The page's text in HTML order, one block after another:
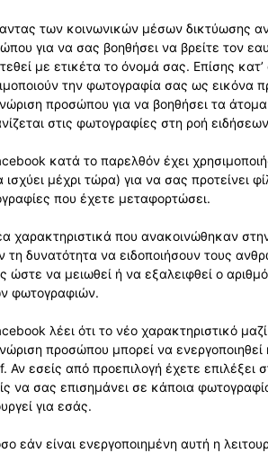
των κοινωνικών μέσων δικτύωσης
για να σας βοηθήσει να βρείτε τον
με ετικέτα το όνομά σας. Επίσης
την φωτογραφία σας ως εικόνα
προσώπου για να βοηθήσει τα
στις φωτογραφίες στη ροή
κατά το παρελθόν έχει
ισχύει μέχρι τώρα) για να σας προτείνει
που έχετε μεταφορτώσει.
χαρακτηριστικά που ανακοινώθηκαν
τη δυνατότητα να ειδοποιήσουν τους
ώστε να μειωθεί ή να εξαλειφθεί ο
φωτογραφιών.
λέει ότι το νέο χαρακτηριστικό
προσώπου μπορεί να
Αν εσείς από προεπιλογή έχετε επιλέξει
να σας επισημάνει σε κάποια
για εσάς.
εάν είναι ενεργοποιημένη αυτή η